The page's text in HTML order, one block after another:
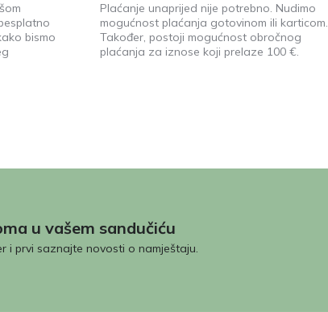
bismo
Plaćanje unaprijed nije potrebno. Nudimo
mogućnost plaćanja gotovinom ili karticom.
Također, postoji mogućnost obročnog
plaćanja za iznose koji prelaze 100 €.
u vašem sandučiću
i prvi saznajte novosti o namještaju.